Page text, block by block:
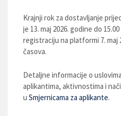
Krajnji rok za dostavljanje
je 13. maj 2026. godine do
registraciju na platformi 7. maj
časova.
Detaljne informacije o
aplikantima, aktivnostima i
u Smjernicama za aplikante.